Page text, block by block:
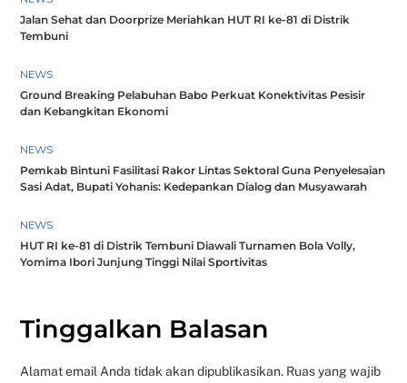
Jalan Sehat dan Doorprize Meriahkan HUT RI ke-81 di Distrik
Tembuni
NEWS
Ground Breaking Pelabuhan Babo Perkuat Konektivitas Pesisir
dan Kebangkitan Ekonomi
NEWS
Pemkab Bintuni Fasilitasi Rakor Lintas Sektoral Guna Penyelesaian
Sasi Adat, Bupati Yohanis: Kedepankan Dialog dan Musyawarah
NEWS
HUT RI ke-81 di Distrik Tembuni Diawali Turnamen Bola Volly,
Yomima Ibori Junjung Tinggi Nilai Sportivitas
Tinggalkan Balasan
Alamat email Anda tidak akan dipublikasikan. Ruas yang wajib